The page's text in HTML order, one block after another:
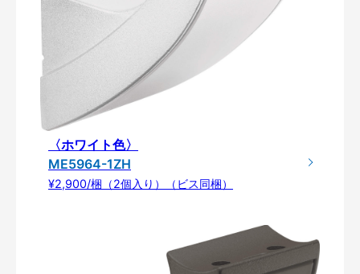
〈ホワイト色〉
ME5964-1ZH
¥2,900/梱（2個入り）（ビス同梱）